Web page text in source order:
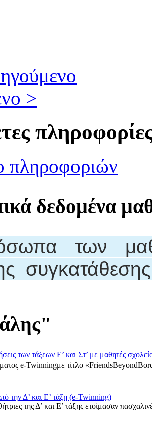
>
πληροφοριών
δεδομένα
των
των τάξεων Ε’ και Στ’ με μαθητές
e-Twinningμε τίτλο
την Δ’ και Ε’ τάξη (e-Twinning)
της Δ’ και Ε’ τάξης ετοίμασαν